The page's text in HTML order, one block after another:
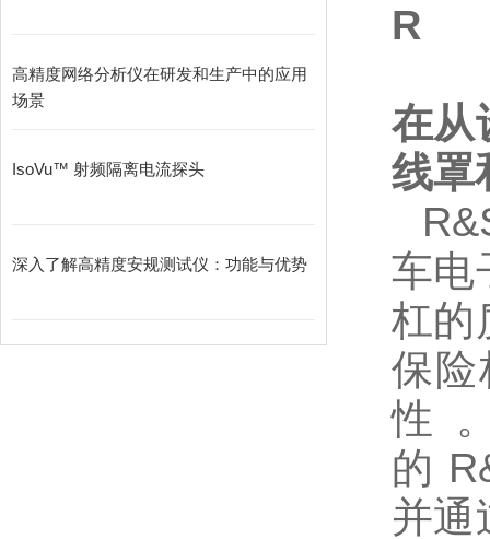
高精度网络分析仪在研发和生产中的应用
场景
IsoVu™ 射频隔离电流探头
深入了解高精度安规测试仪：功能与优势
R
在从
线罩
车电
杠的
保险
性
的
并通